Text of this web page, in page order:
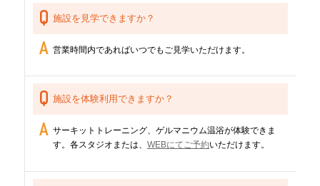
施設を見学できますか？
営業時間内であればいつでもご見学いただけます。
施設を体験利用できますか？
サーキットトレーニング、ゲルマニウム温浴が体験できま
す。各スタジオまたは、WEBにてご予約いただけます。